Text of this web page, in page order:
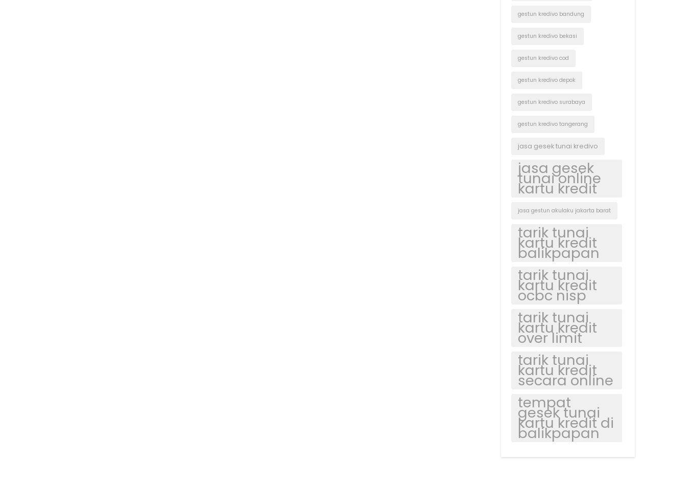
gestun kredivo bandung
gestun kredivo bekasi
gestun kredivo cod
gestun kredivo depok
gestun kredivo surabaya
gestun kredivo tangerang
jasa gesek tunai kredivo
jasa gesek
tunai online
kartu kredit
jasa gestun akulaku jakarta barat
tarik tunai
kartu kredit
balikpapan
tarik tunai
kartu kredit
ocbc nisp
tarik tunai
kartu kredit
over limit
tarik tunai
kartu kredit
secara online
tempat
gesek tunai
kartu kredit di
balikpapan